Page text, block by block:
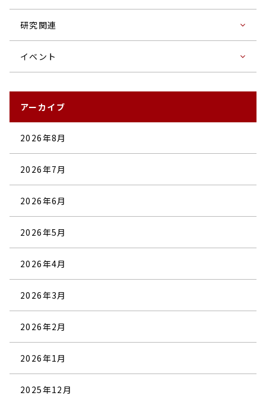
研究関連
イベント
アーカイブ
2026年8月
2026年7月
2026年6月
2026年5月
2026年4月
2026年3月
2026年2月
2026年1月
2025年12月